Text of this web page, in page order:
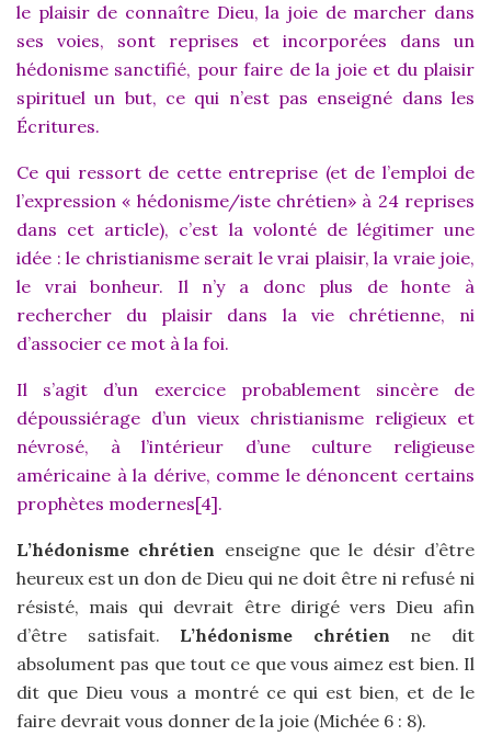
le plaisir de connaître Dieu, la joie de marcher dans
ses voies, sont reprises et incorporées dans un
hédonisme sanctifié, pour faire de la joie et du plaisir
spirituel un but, ce qui n’est pas enseigné dans les
Écritures.
Ce qui ressort de cette entreprise (et de l’emploi de
l’expression « hédonisme/iste chrétien» à 24 reprises
dans cet article), c’est la volonté de légitimer une
idée : le christianisme serait le vrai plaisir, la vraie joie,
le vrai bonheur. Il n’y a donc plus de honte à
rechercher du plaisir dans la vie chrétienne, ni
d’associer ce mot à la foi.
Il s’agit d’un exercice probablement sincère de
dépoussiérage d’un vieux christianisme religieux et
névrosé, à l’intérieur d’une culture religieuse
américaine à la dérive, comme le dénoncent certains
prophètes modernes[4].
L’hédonisme chrétien enseigne que le désir d’être
heureux est un don de Dieu qui ne doit être ni refusé ni
résisté, mais qui devrait être dirigé vers Dieu afin
d’être satisfait. L’hédonisme chrétien ne dit
absolument pas que tout ce que vous aimez est bien. Il
dit que Dieu vous a montré ce qui est bien, et de le
faire devrait vous donner de la joie (Michée 6 : 8).